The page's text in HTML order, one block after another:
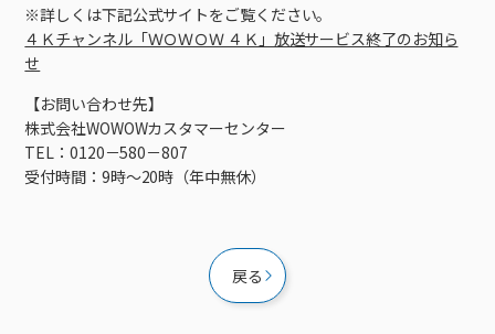
ケーブルプラスでんき
⽣活あんしんサービス
みるプラス
お申し込み
※詳しくは下記公式サイトをご覧ください。
４Ｋチャンネル「ＷＯＷＯＷ ４Ｋ」放送サービス終了のお知ら
せ
【お問い合わせ先】
株式会社WOWOWカスタマーセンター
TEL：0120－580－807
受付時間：9時～20時（年中無休）
戻る